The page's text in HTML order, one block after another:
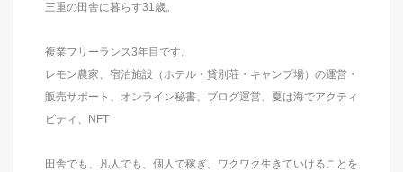
三重の田舎に暮らす31歳。
複業フリーランス3年目です。
レモン農家、宿泊施設（ホテル・貸別荘・キャンプ場）の運営・
販売サポート、オンライン秘書、ブログ運営、夏は海でアクティ
ビティ、NFT
田舎でも、凡人でも、個人で稼ぎ、ワクワク生きていけることを